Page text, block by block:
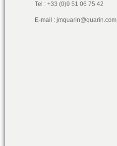
Tel : +33 (0)9 51 06 75 42
E-mail : jmquarin@quarin.com